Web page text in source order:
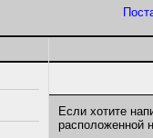
Если хотите
расположенной